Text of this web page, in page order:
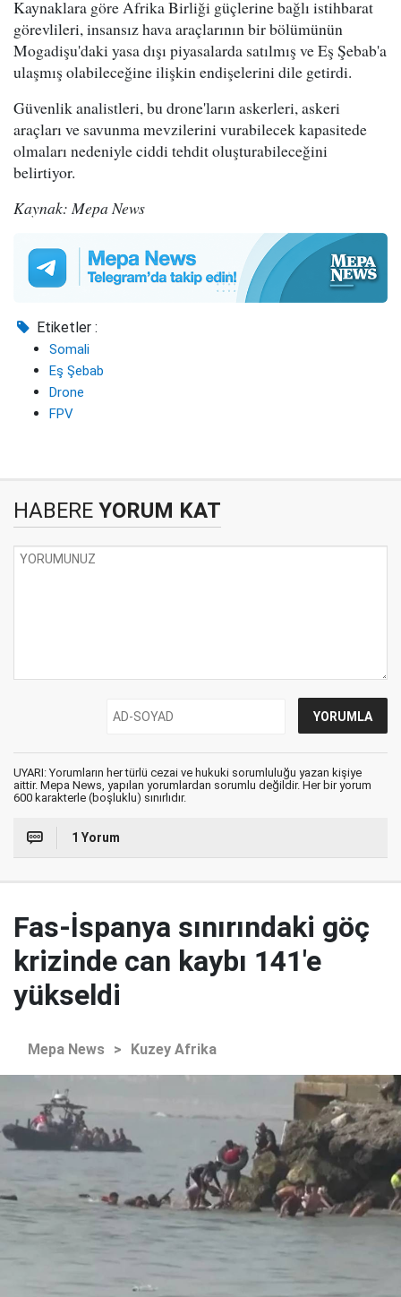
Kaynaklara göre Afrika Birliği güçlerine bağlı istihbarat
görevlileri, insansız hava araçlarının bir bölümünün
Mogadişu'daki yasa dışı piyasalarda satılmış ve Eş Şebab'a
ulaşmış olabileceğine ilişkin endişelerini dile getirdi.
Güvenlik analistleri, bu drone'ların askerleri, askeri
araçları ve savunma mevzilerini vurabilecek kapasitede
olmaları nedeniyle ciddi tehdit oluşturabileceğini
belirtiyor.
Kaynak: Mepa News
Etiketler :
Somali
Eş Şebab
Drone
FPV
HABERE YORUM KAT
UYARI: Yorumların her türlü cezai ve hukuki sorumluluğu yazan kişiye
aittir. Mepa News, yapılan yorumlardan sorumlu değildir. Her bir yorum
600 karakterle (boşluklu) sınırlıdır.
1 Yorum
Fas-İspanya sınırındaki göç
krizinde can kaybı 141'e
yükseldi
Mepa News > Kuzey Afrika